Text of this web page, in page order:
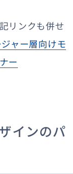
リンクも併せ
ャー層向けモ
ー
インのパ